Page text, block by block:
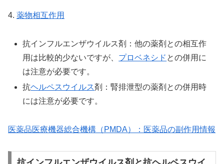
4. 薬物相互作用
抗インフルエンザウイルス剤：他の薬剤との相互作
用は比較的少ないですが、 プロベネシド との併用に
は注意が必要です。
抗ヘルペスウイルス剤：腎排泄型の薬剤との併用時
には注意が必要です。
医薬品医療機器総合機構（PMDA）：医薬品の副作用情報